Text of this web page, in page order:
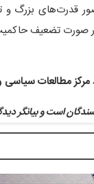
بزرگ و
صورت تضعیف
مطالعات سیاسی و
است و بیانگر